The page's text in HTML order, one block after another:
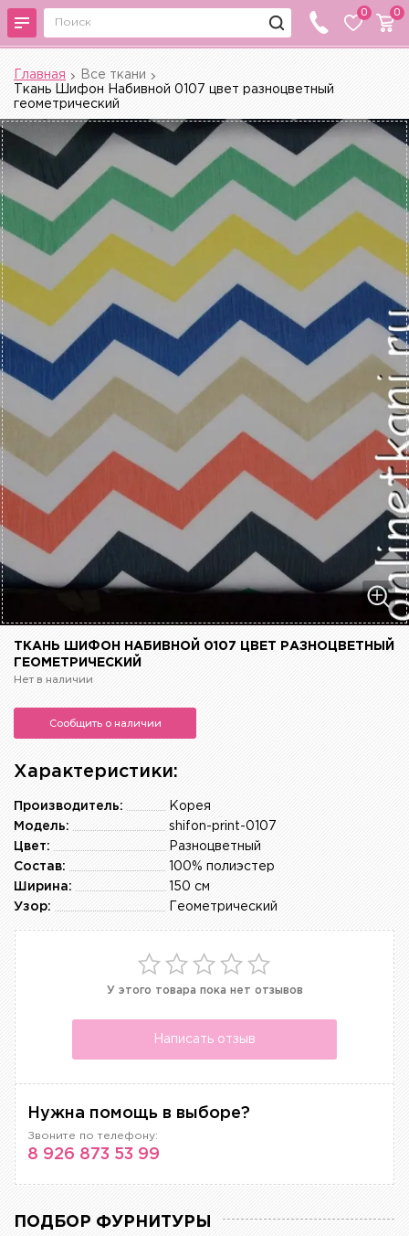
0 0
Главная
Все ткани
Ткань Шифон Набивной 0107 цвет разноцветный
геометрический
ТКАНЬ ШИФОН НАБИВНОЙ 0107 ЦВЕТ РАЗНОЦВЕТНЫЙ
ГЕОМЕТРИЧЕСКИЙ
Нет в наличии
Сообщить о наличии
Характеристики:
Корея
Производитель:
shifon-print-0107
Модель:
Разноцветный
Цвет:
100% полиэстер
Состав:
150 см
Ширина:
Геометрический
Узор:
У этого товара пока нет отзывов
Написать отзыв
Нужна помощь в выборе?
Звоните по телефону:
8 926 873 53 99
ПОДБОР ФУРНИТУРЫ